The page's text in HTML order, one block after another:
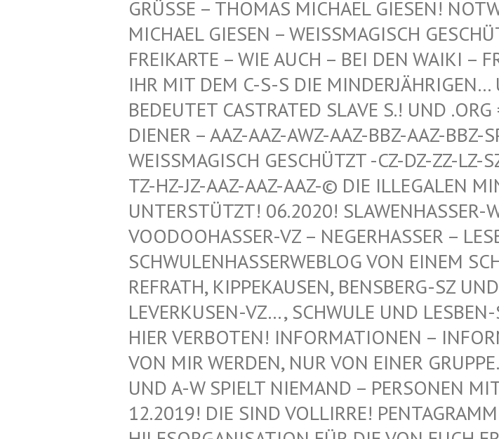
GRÜSSE – THOMAS MICHAEL GIESEN!
ICHAEL GIESEN – WEISSMAGISCH
EIKARTE – WIE AUCH – BEI DEN WAIKI –
R MIT DEM C-S-S DIE MINDERJÄHRIGEN…
DEUTET CASTRATED SLAVE S.! UND .ORG
ENER – AAZ-AAZ-AWZ-AAZ-BBZ-AAZ-BBZ-
ISSMAGISCH GESCHÜTZT -CZ-DZ-ZZ-LZ-SZ-
HZ-JZ-AAZ-AAZ-AAZ-© DIE ILLEGALEN
ERSTÜTZT! 06.2020! SLAWENHASSER-WZ,
DOOHASSER-VZ – NEGERHASSER –
WULENHASSERWEBLOG VON EINEM
RATH, KIPPEKAUSEN, BENSBERG-SZ UND
ERKUSEN-VZ…, SCHWULE UND LESBEN-
R VERBOTEN! INFORMATIONEN –
MIR WERDEN, NUR VON EINER GRUPPE…
A-W SPIELT NIEMAND – PERSONEN MIT
2019! DIE SIND VOLLIRRE! PENTAGRAMM ©